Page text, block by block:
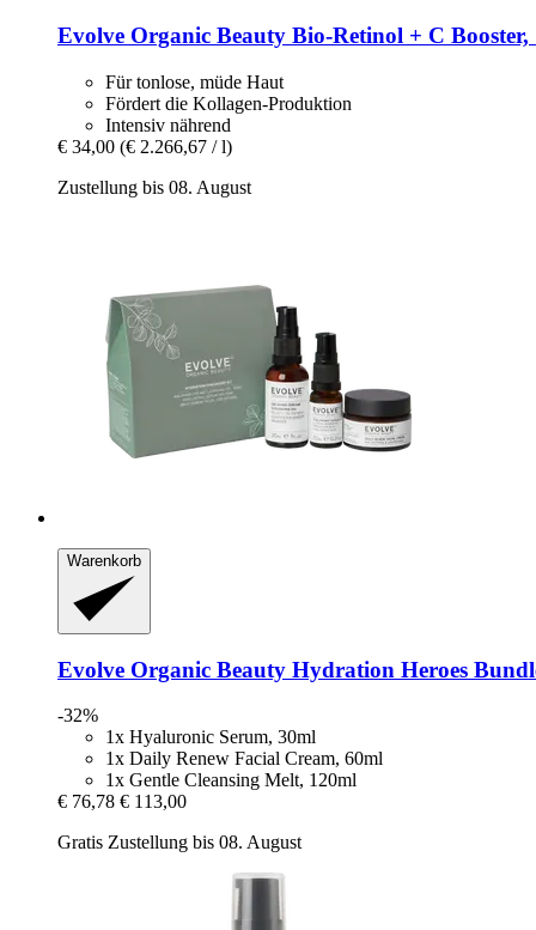
Evolve Organic Beauty Bio-​Retinol + C Booster,
Für tonlose, müde Haut
Fördert die Kollagen-Produktion
Intensiv nährend
€ 34,00 (€ 2.266,67 / l)
Zustellung bis 08. August
Warenkorb
Evolve Organic Beauty Hydration Heroes
-32%
1x Hyaluronic Serum, 30ml
1x Daily Renew Facial Cream, 60ml
1x Gentle Cleansing Melt, 120ml
€ 76,78 € 113,00
Gratis Zustellung bis 08. August